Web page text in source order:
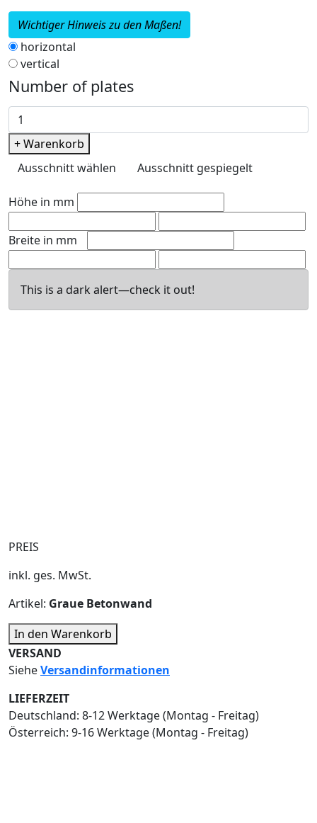
Wichtiger Hinweis zu den Maßen!
horizontal
vertical
Number of plates
+ Warenkorb
Ausschnitt wählen
Ausschnitt gespiegelt
Höhe in mm
Breite in mm
This is a dark alert—check it out!
PREIS
inkl. ges. MwSt.
Artikel: Graue Betonwand
In den Warenkorb
VERSAND
Siehe ​Versandinformationen
LIEFERZEIT
Deutschland: ​8-12 Werktage (Montag - Freitag)
Österreich: ​9-16 Werktage (Montag - Freitag)